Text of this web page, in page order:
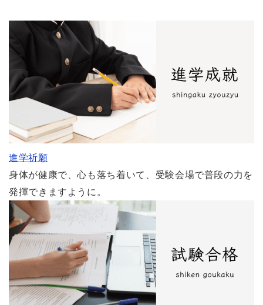
進学祈願
身体が健康で、心も落ち着いて、受験会場で普段の力を
発揮できますように。